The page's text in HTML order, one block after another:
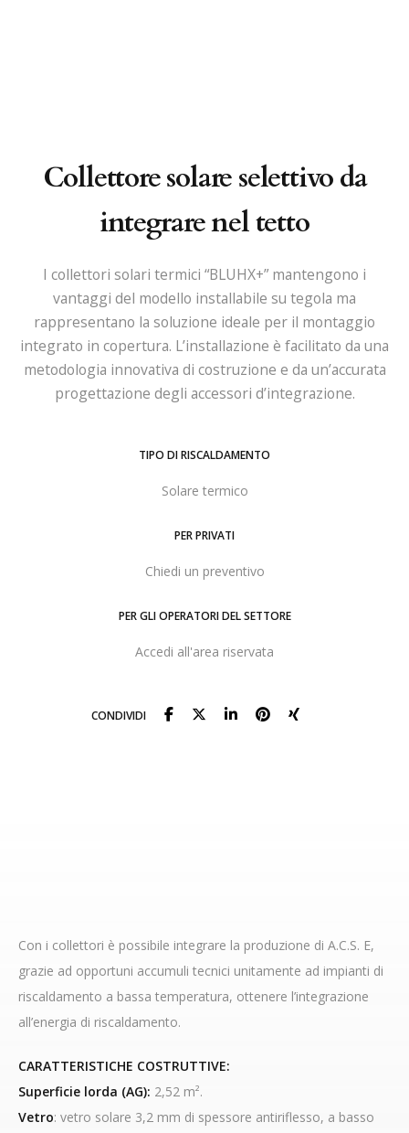
Collettore solare selettivo da
integrare nel tetto
I collettori solari termici “BLUHX+” mantengono i
vantaggi del modello installabile su tegola ma
rappresentano la soluzione ideale per il montaggio
integrato in copertura. L’installazione è facilitato da una
metodologia innovativa di costruzione e da un’accurata
progettazione degli accessori d’integrazione.
TIPO DI RISCALDAMENTO
Solare termico
PER PRIVATI
Chiedi un preventivo
PER GLI OPERATORI DEL SETTORE
Accedi all'area riservata
CONDIVIDI
Con i collettori è possibile integrare la produzione di A.C.S. E,
grazie ad opportuni accumuli tecnici unitamente ad impianti di
riscaldamento a bassa temperatura, ottenere l’integrazione
all’energia di riscaldamento.
CARATTERISTICHE COSTRUTTIVE:
Superficie lorda (AG): 2,52 m².
Vetro: vetro solare 3,2 mm di spessore antiriflesso, a basso